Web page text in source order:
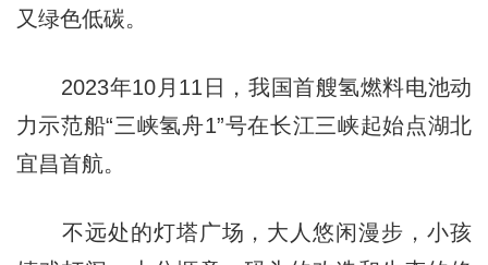
又绿色低碳。
2023年10月11日，我国首艘氢燃料电池动
力示范船“三峡氢舟1”号在长江三峡起始点湖北
宜昌首航。
不远处的灯塔广场，大人悠闲漫步，小孩